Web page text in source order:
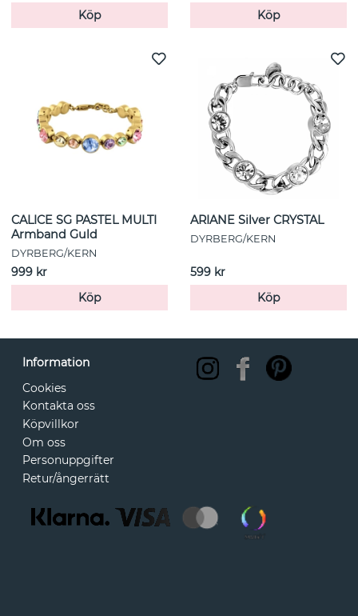
Köp
Köp
CALICE SG PASTEL MULTI
Armband Guld
DYRBERG/KERN
999 kr
Köp
ARIANE Silver CRYSTAL
DYRBERG/KERN
599 kr
Köp
Information
Cookies
Kontakta oss
Köpvillkor
Om oss
Personuppgifter
Retur/ångerrätt